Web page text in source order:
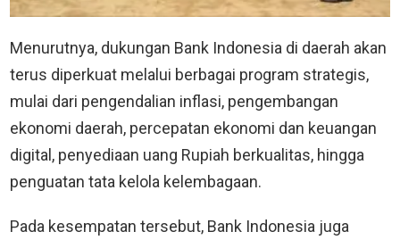
Menurutnya, dukungan Bank Indonesia di daerah akan
terus diperkuat melalui berbagai program strategis,
mulai dari pengendalian inflasi, pengembangan
ekonomi daerah, percepatan ekonomi dan keuangan
digital, penyediaan uang Rupiah berkualitas, hingga
penguatan tata kelola kelembagaan.
Pada kesempatan tersebut, Bank Indonesia juga